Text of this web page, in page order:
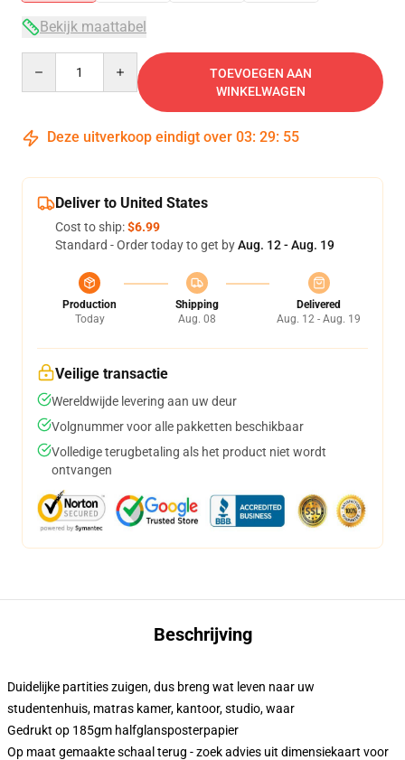
Bekijk maattabel
TOEVOEGEN AAN
WINKELWAGEN
Deze uitverkoop eindigt over 03: 29: 54
Deliver to United States
Cost to ship:$6.99
Standard - Order today to get byAug. 12 - Aug. 19
Production
Today
Shipping
Aug. 08
Delivered
Aug. 12 - Aug. 19
Veilige transactie
Wereldwijde levering aan uw deur
Volgnummer voor alle pakketten beschikbaar
Volledige terugbetaling als het product niet wordt
ontvangen
Beschrijving
Duidelijke partities zuigen, dus breng wat leven naar uw
studentenhuis, matras kamer, kantoor, studio, waar
Gedrukt op 185gm halfglansposterpapier
Op maat gemaakte schaal terug - zoek advies uit dimensiekaart voor